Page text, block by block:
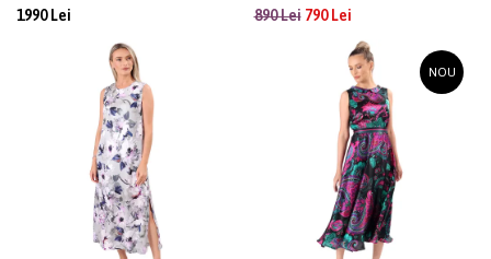
1990 Lei
890 Lei790 Lei
NOU